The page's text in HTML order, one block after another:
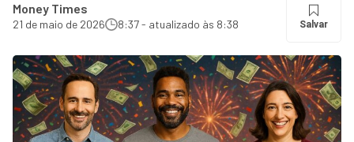
Money Times
21 de maio de 2026 8:37 - atualizado às 8:38 Salvar